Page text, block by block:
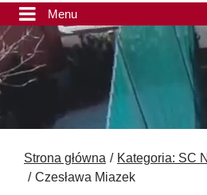
Menu
Strona główna
Kategoria: SC
Czesława Miazek